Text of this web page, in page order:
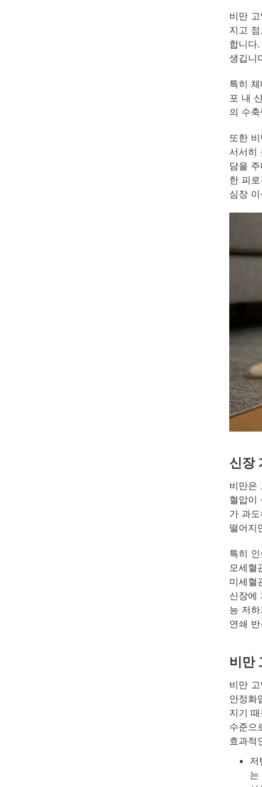
비만
지고
합니다
생깁니
특히
포 내
의 수
또한
서서히
담을
한 피
심장
신장
비만은
혈압이
가 과
떨어지
특히
모세혈
미세혈
신장에
능 저
연쇄
비만
비만
안정화
지기
수준으
효과적
저
는